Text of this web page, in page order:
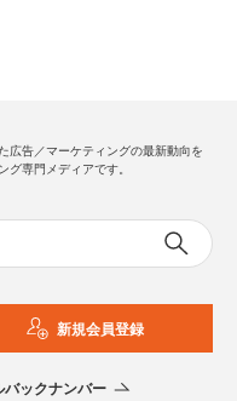
広告／マーケティングの最新動向を
グ専門メディアです。
新規会員登録
バックナンバー